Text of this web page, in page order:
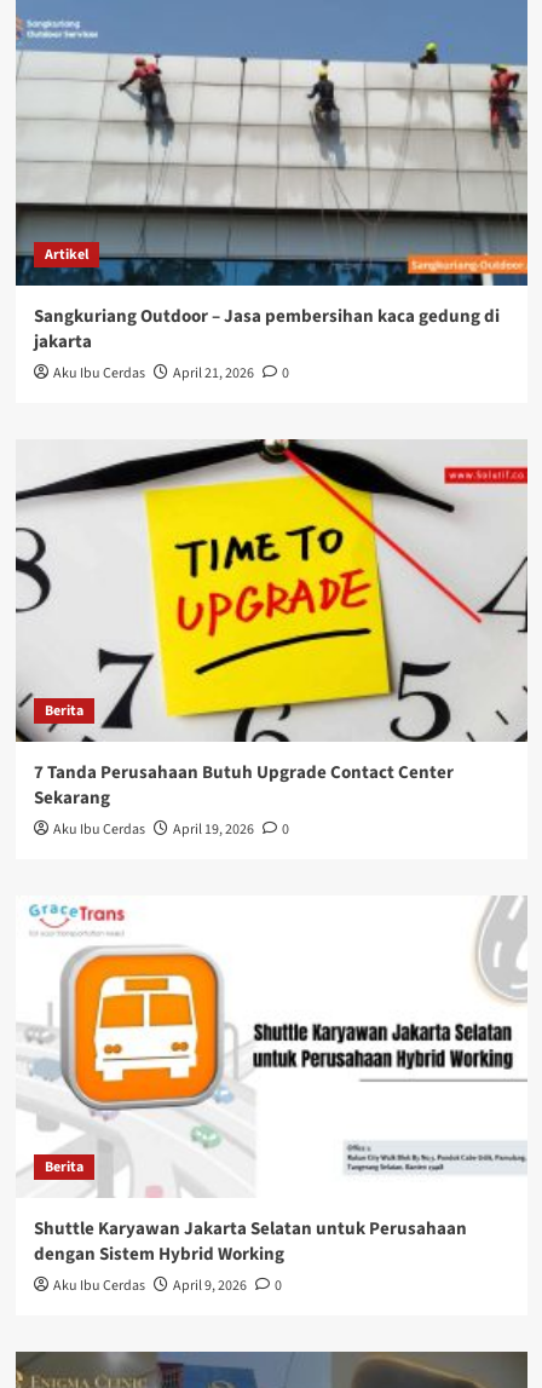
Artikel
Sangkuriang Outdoor – Jasa pembersihan kaca gedung di
jakarta
Aku Ibu Cerdas April 21, 2026 0
Berita
7 Tanda Perusahaan Butuh Upgrade Contact Center
Sekarang
Aku Ibu Cerdas April 19, 2026 0
Berita
Shuttle Karyawan Jakarta Selatan untuk Perusahaan
dengan Sistem Hybrid Working
Aku Ibu Cerdas April 9, 2026 0